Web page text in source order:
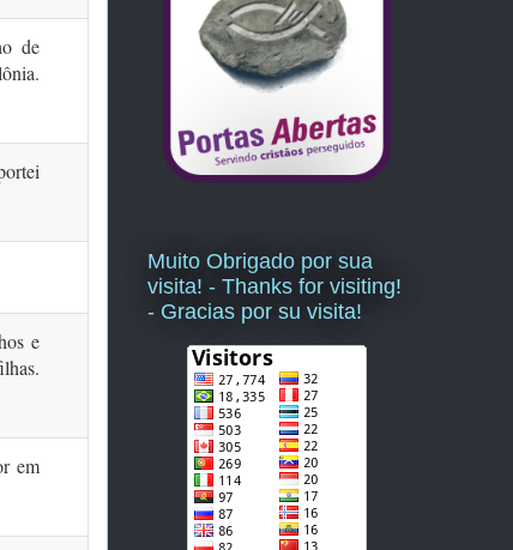
de
e
em
Muito Obrigado por sua
visita! - Thanks for visiting!
- Gracias por su visita!